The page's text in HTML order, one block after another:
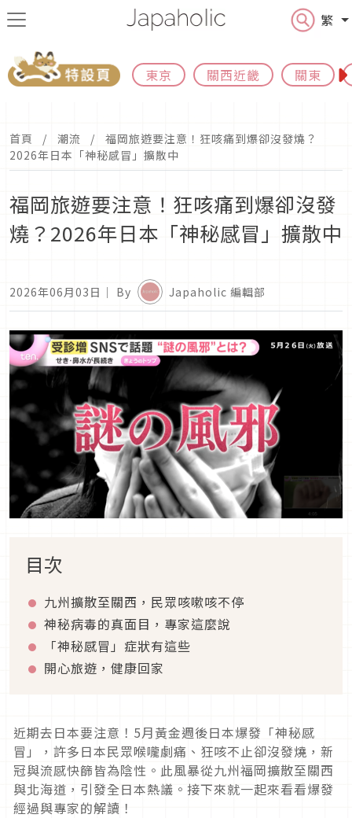
繁
東京 關西近畿 關東
首頁 潮流
福岡旅遊要注意！狂咳痛到爆卻沒發燒？
2026年日本「神秘感冒」擴散中
福岡旅遊要注意！狂咳痛到爆卻沒發
燒？2026年日本「神秘感冒」擴散中
2026年06月03日 ｜ By Japaholic 編輯部
目次
九州擴散至關西，民眾咳嗽咳不停
神秘病毒的真面目，專家這麼說
「神秘感冒」症狀有這些
開心旅遊，健康回家
近期去日本要注意！5月黃金週後日本爆發「神秘感
冒」，許多日本民眾喉嚨劇痛、狂咳不止卻沒發燒，新
冠與流感快篩皆為陰性。此風暴從九州福岡擴散至關西
與北海道，引發全日本熱議。接下來就一起來看看爆發
經過與專家的解讀！